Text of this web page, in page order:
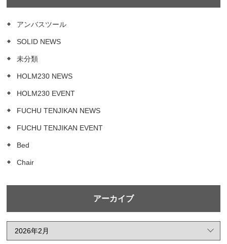
アンバスツール
SOLID NEWS
未分類
HOLM230 NEWS
HOLM230 EVENT
FUCHU TENJIKAN NEWS
FUCHU TENJIKAN EVENT
Bed
Chair
アーカイブ